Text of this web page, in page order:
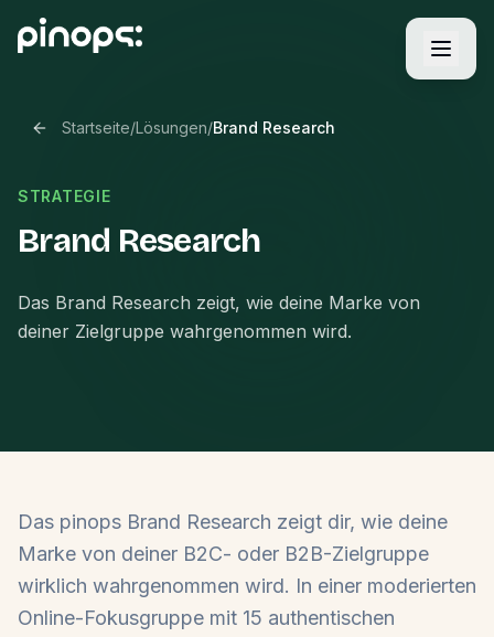
Startseite/Lösungen/Brand Research
STRATEGIE
Brand Research
Das Brand Research zeigt, wie deine Marke von
deiner Zielgruppe wahrgenommen wird.
Das pinops Brand Research zeigt dir, wie deine
Marke von deiner B2C- oder B2B-Zielgruppe
wirklich wahrgenommen wird. In einer moderierten
Online-Fokusgruppe mit 15 authentischen